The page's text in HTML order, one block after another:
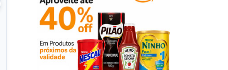
Peludo
m – Shaggy
Tapete Para
Quarto,sala,escritório 2,00
X 3,00 Pelo Macio
Antiderrapan
Ver na Amazon